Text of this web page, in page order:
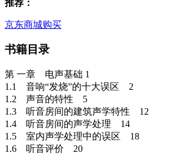
推荐：
京东商城购买
书籍目录
第 一章 电声基础 1
1.1 音响“发烧”的十大误区 2
1.2 声音的特性 5
1.3 听音房间的建筑声学特性 12
1.4 听音房间的声学处理 14
1.5 室内声学处理中的误区 18
1.6 听音评价 20